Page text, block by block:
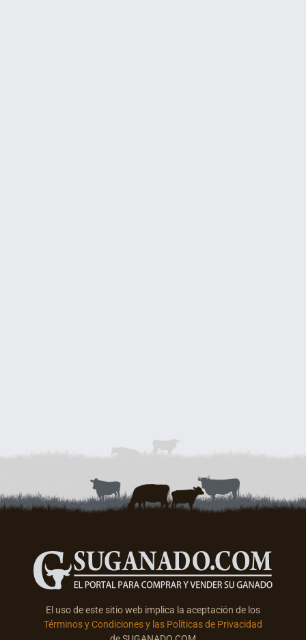
El uso de este sitio web implica la aceptación de los
Términos y Condiciones y las Políticas de Privacidad